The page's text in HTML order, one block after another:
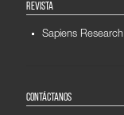
REVISTA
Sapiens Research
CONTÁCTANOS